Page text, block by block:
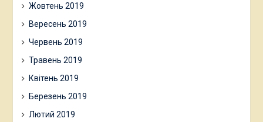
Жовтень 2019
Вересень 2019
Червень 2019
Травень 2019
Квітень 2019
Березень 2019
Лютий 2019